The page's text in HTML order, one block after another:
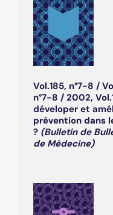
Vol.185, n°7-8 /
n°7-8 / 2002,
déveloper et
prévention dans
? (Bulletin de
de Médecine)